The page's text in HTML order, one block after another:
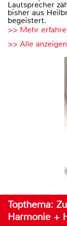
Lautsprecher
bisher aus
begeistert.
>> Mehr
>> Alle anzeigen
Topthema:
Harmonie +